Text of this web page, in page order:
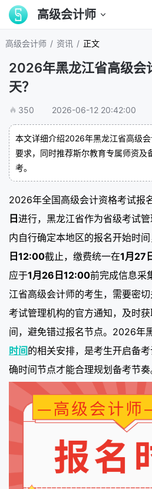
高级会计师
高级会计师 / 资讯 / 正文
2026年黑龙江省高级会
天？
350 2026-06-12 20:42:00
本文详细介绍2026年黑龙江省高级
要求，同时推荐斯尔教育专属师资及
考。
2026年全国高级会计资格考试报
日进行，黑龙江省作为省级考试
内自行确定本地区的报名开始时
日12:00截止，缴费统一在1月27
应于1月26日12:00前完成信息采
江省高级会计师的考生，需要密
考试管理机构的官方通知，及时
间，避免错过报名节点。2026年
时间的相关安排，是考生开启备
确时间节点才能合理规划备考节奏